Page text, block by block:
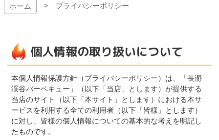
ホーム プライバシーポリシー
個人情報の取り扱いについて
本個人情報保護方針（プライバシーポリシー）は、「長瀞
渓谷バーベキュー」（以下「当店」とします）が提供する
当店のサイト（以下「本サイト」とします）における本サ
ービスを利用する全ての利用者（以下「皆様」とします）
に対し、皆様の個人情報についての基本的な考えを明記し
たものです。